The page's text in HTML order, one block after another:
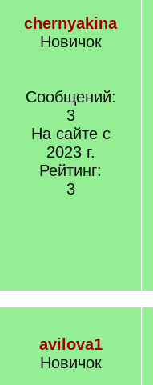
chernyakina
Новичок
Сообщений:
3
На сайте с
2023 г.
Рейтинг:
3
avilova1
Новичок